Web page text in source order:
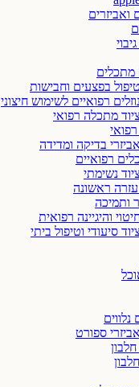
ואביזרים
מתכלים
טיפול בפצעים וחבישות
רפואיים לשימוש חיצוני
מתכלה רפואי
אביזרי בדיקה ומדידה
כלים רפואיים
נשימתי
ראשונה
ותמיכה
והיגיינה רפואית
סיעודי וטיפול ביתי
נלווים
אביזרי ספורט